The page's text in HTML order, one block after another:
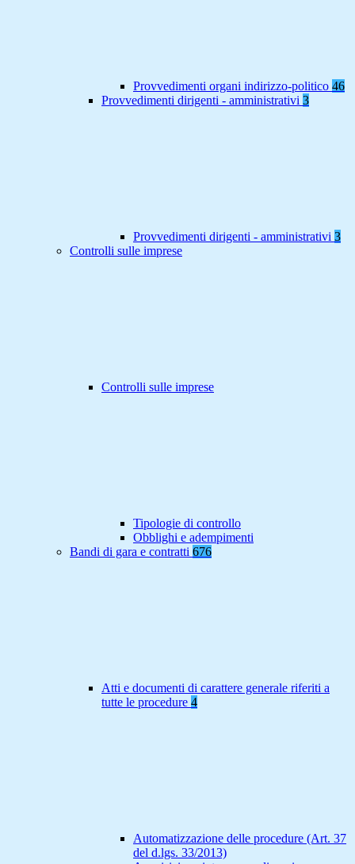
Provvedimenti organi indirizzo-politico 46
Provvedimenti dirigenti - amministrativi 3
Provvedimenti dirigenti - amministrativi 3
Controlli sulle imprese
Controlli sulle imprese
Tipologie di controllo
Obblighi e adempimenti
Bandi di gara e contratti 676
Atti e documenti di carattere generale riferiti a
tutte le procedure 4
Automatizzazione delle procedure (Art. 37
del d.lgs. 33/2013)